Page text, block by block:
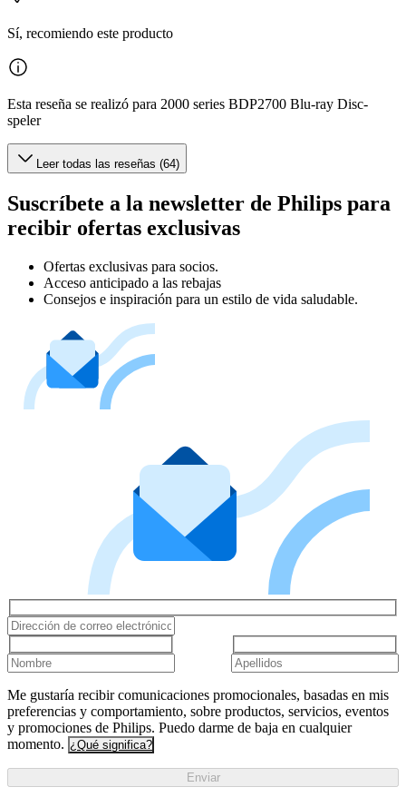
Sí, recomiendo este producto
Esta reseña se realizó para 2000 series BDP2700 Blu-ray Disc-
speler
Leer todas las reseñas (64)
Suscríbete a la newsletter de Philips para
recibir ofertas exclusivas
Ofertas exclusivas para socios.
Acceso anticipado a las rebajas
Consejos e inspiración para un estilo de vida saludable.
Me gustaría recibir comunicaciones promocionales, basadas en mis
preferencias y comportamiento, sobre productos, servicios, eventos
y promociones de Philips. Puedo darme de baja en cualquier
momento. ¿Qué significa?
Enviar